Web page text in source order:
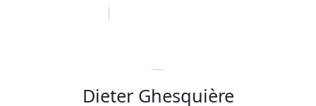
Dieter Ghesquière